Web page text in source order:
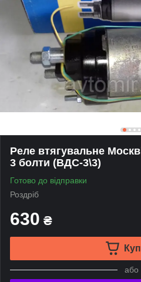
Реле втягувальне
3 болти (ВДС-3\3)
Готово до відправки
Роздріб
630 ₴
або